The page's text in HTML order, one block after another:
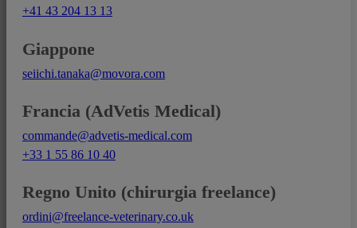
+41 43 204 13 13
Giappone
seiichi.tanaka@movora.com
Francia (AdVetis Medical)
commande@advetis-medical.com
+33 1 55 86 10 40
Regno Unito (chirurgia freelance)
ordini@freelance-veterinary.co.uk